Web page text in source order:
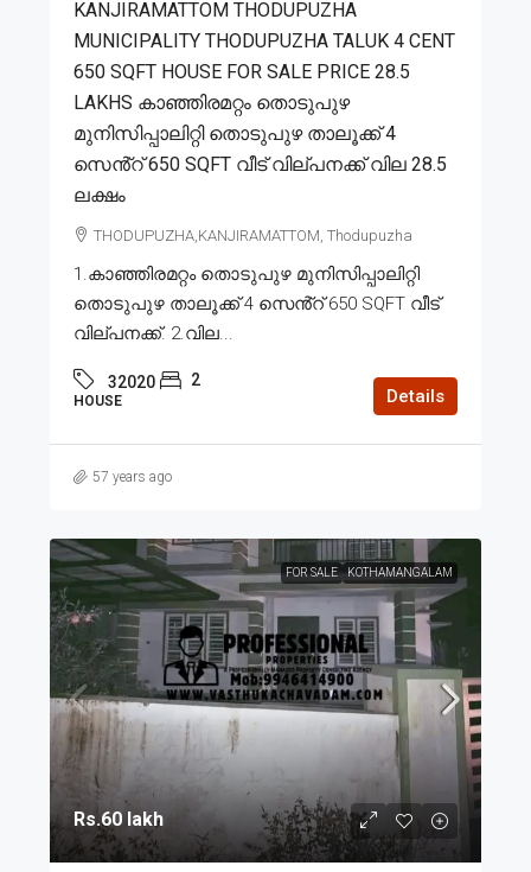
KANJIRAMATTOM THODUPUZHA
MUNICIPALITY THODUPUZHA TALUK 4 CENT
650 SQFT HOUSE FOR SALE PRICE 28.5
LAKHS കാഞ്ഞിരമറ്റം തൊടുപുഴ
മുനിസിപ്പാലിറ്റി തൊടുപുഴ താലൂക്ക് 4
സെൻ്റ് 650 SQFT വീട് വില്പനക്ക് വില 28.5
ലക്ഷം
THODUPUZHA,KANJIRAMATTOM, Thodupuzha
1.കാഞ്ഞിരമറ്റം തൊടുപുഴ മുനിസിപ്പാലിറ്റി
തൊടുപുഴ താലൂക്ക് 4 സെൻ്റ് 650 SQFT വീട്
വില്പനക്ക്. 2.വില...
32020 2
HOUSE Details
57 years ago
FOR SALE KOTHAMANGALAM
Rs.60 lakh